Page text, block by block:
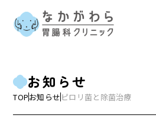
お知らせ
TOPお知らせ ピロリ菌と除菌治療